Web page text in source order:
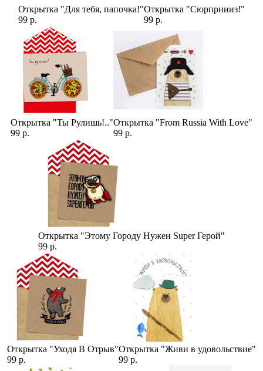
Открытка "Для тебя, папочка!"
99 р.
Открытка "Сюрприииз!"
99 р.
Открытка "Ты Рулишь!.."
99 р.
Открытка "From Russia With Love"
99 р.
Открытка "Этому Городу Нужен Super Герой"
99 р.
Открытка "Уходя В Отрыв"
99 р.
Открытка "Живи в удовольствие"
99 р.